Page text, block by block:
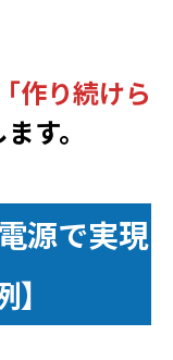
「作り続けら
す。
源で実現